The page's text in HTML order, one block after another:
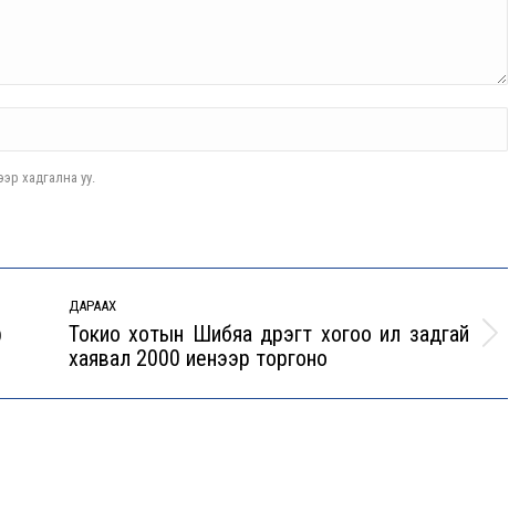
хадгална уу.
ДАРААХ
Next
Токио хотын Шибүяа дүүрэгт хогоо ил задгай
хаявал 2000 иенээр торгоно